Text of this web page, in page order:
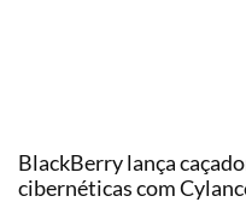
BlackBerry lança
cibernéticas com